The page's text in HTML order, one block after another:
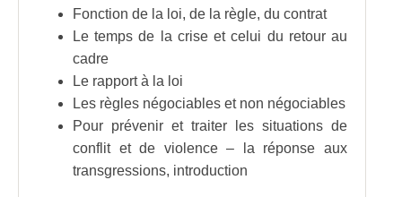
Fonction de la loi, de la règle, du contrat
Le temps de la crise et celui du retour au
cadre
Le rapport à la loi
Les règles négociables et non négociables
Pour prévenir et traiter les situations de
conflit et de violence – la réponse aux
transgressions, introduction